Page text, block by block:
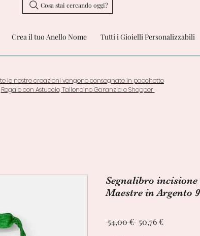
Cosa stai cercando oggi?
Crea il tuo Anello Nome Tutti i Gioielli Personalizzabili
le nostre creazioni vengono consegnate in pacchetto
Regalo con Astuccio, Talloncino Garanzia e Shopper
Segnalibro incisione
Maestre in Argento
54,00 € Prezzo
50,76 €Prezzo